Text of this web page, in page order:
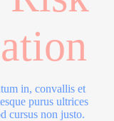
in, convallis et
purus ultrices
cursus non justo.